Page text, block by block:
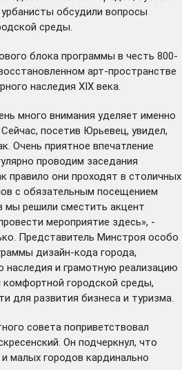
урбанисты обсудили вопросы
среды.
блока программы в честь 800-
арт-пространстве
наследия XIX века.
много внимания уделяет именно
посетив Юрьевец, увидел,
Очень приятное впечатление
проводим заседания
правило они проходят в столичных
с обязательным посещением
мы решили сместить акцент
мероприятие здесь», -
Представитель Минстроя особо
дизайн-кода города,
наследия и грамотную реализацию
городской среды,
для развития бизнеса и туризма.
совета поприветствовал
Он подчеркнул, что
малых городов кардинально